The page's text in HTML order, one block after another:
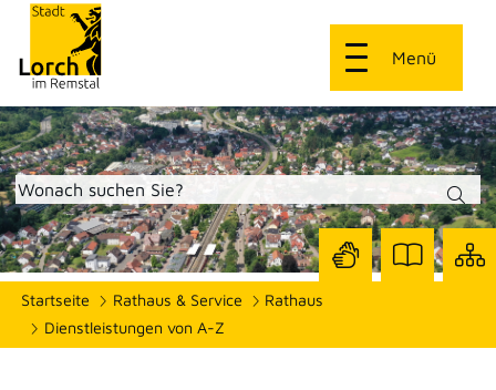
Menü
Startseite Rathaus & Service
Rathaus
Dienstleistungen von A-Z
Seite